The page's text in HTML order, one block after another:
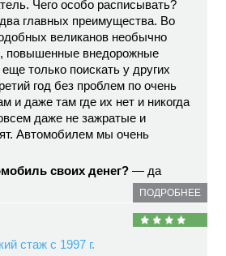
Чего особо расписывать?
главных преимущества. Во
великанов необычно
повышенные внедорожные
только поискать у других
год без проблем по очень
и даже там где их нет и никогда
даже не зажратые и
Автомобилем мы очень
своих денег? — да
ПОДРОБНЕЕ
стаж с 1997 г.